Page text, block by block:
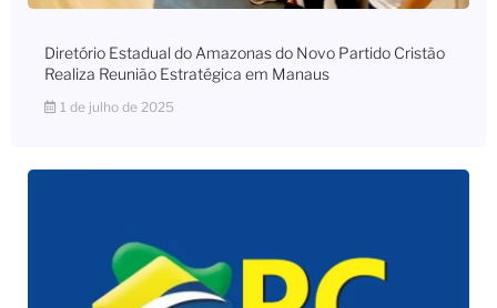
Diretório Estadual do Amazonas do Novo Partido Cristão
Realiza Reunião Estratégica em Manaus
1 de julho de 2025